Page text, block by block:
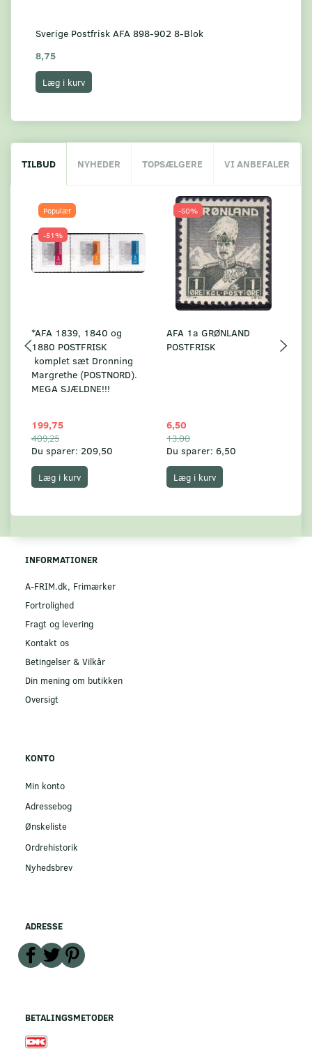
Sverige Postfrisk AFA 898-902 8-Blok
8,75
Læg i kurv
TILBUD NYHEDER TOPSÆLGERE VI ANBEFALER
Populær
-51%
*AFA 1839, 1840 og
1880 POSTFRISK
komplet sæt Dronning
Margrethe (POSTNORD).
MEGA SJÆLDNE!!!
199,75
409,25
Du sparer: 209,50
Læg i kurv
-50%
AFA 1a GRØNLAND
POSTFRISK
6,50
13,00
Du sparer: 6,50
Læg i kurv
INFORMATIONER
A-FRIM.dk, Frimærker
Fortrolighed
Fragt og levering
Kontakt os
Betingelser & Vilkår
Din mening om butikken
Oversigt
KONTO
Min konto
Adressebog
Ønskeliste
Ordrehistorik
Nyhedsbrev
ADRESSE
BETALINGSMETODER